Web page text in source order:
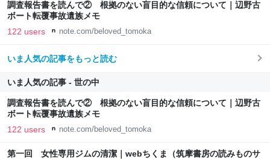
調査報告書を読んで② 根拠のない盲目的な信頼について｜辺野古
ボート転覆事故遺族メモ
122 users note.com/beloved_tomoka
いま人気の記事をもっと読む
いま人気の記事 - 世の中
調査報告書を読んで② 根拠のない盲目的な信頼について｜辺野古
ボート転覆事故遺族メモ
122 users note.com/beloved_tomoka
第一回 女性専用ジムの清潔｜webちくま（筑摩書房の読みものサ